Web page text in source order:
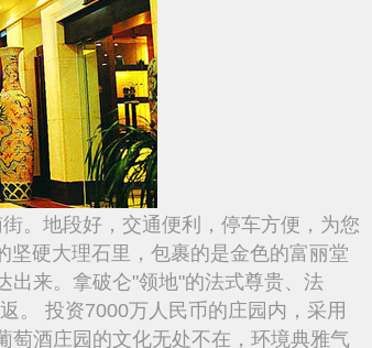
。地段好，交通便利，停车方便，为您
坚硬大理石里，包裹的是金色的富丽堂
出来。拿破仑"领地"的法式尊贵、法
。 投资7000万人民币的庄园内，采用
萄酒庄园的文化无处不在，环境典雅气